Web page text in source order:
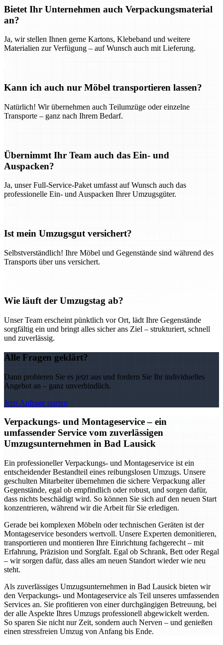
Bietet Ihr Unternehmen auch Verpackungsmaterial
an?
Ja, wir stellen Ihnen gerne Kartons, Klebeband und weitere
Materialien zur Verfügung – auf Wunsch auch mit Lieferung.
Kann ich auch nur Möbel transportieren lassen?
Natürlich! Wir übernehmen auch Teilumzüge oder einzelne
Transporte – ganz nach Ihrem Bedarf.
Übernimmt Ihr Team auch das Ein- und
Auspacken?
Ja, unser Full-Service-Paket umfasst auf Wunsch auch das
professionelle Ein- und Auspacken Ihrer Umzugsgüter.
Ist mein Umzugsgut versichert?
Selbstverständlich! Ihre Möbel und Gegenstände sind während des
Transports über uns versichert.
Wie läuft der Umzugstag ab?
Unser Team erscheint pünktlich vor Ort, lädt Ihre Gegenstände
sorgfältig ein und bringt alles sicher ans Ziel – strukturiert, schnell
und zuverlässig.
Alle Fragen geklärt?
Dann probieren Sie es jetzt aus und fordern Sie Ihr individuelles
Angebot an – ganz unverbindlich.
Jetzt Anfrage starten
Verpackungs- und Montageservice – ein
umfassender Service vom zuverlässigen
Umzugsunternehmen in Bad Lausick
Ein professioneller Verpackungs- und Montageservice ist ein
entscheidender Bestandteil eines reibungslosen Umzugs. Unsere
geschulten Mitarbeiter übernehmen die sichere Verpackung aller
Gegenstände, egal ob empfindlich oder robust, und sorgen dafür,
dass nichts beschädigt wird. So können Sie sich auf den neuen Start
konzentrieren, während wir die Arbeit für Sie erledigen.
Gerade bei komplexen Möbeln oder technischen Geräten ist der
Montageservice besonders wertvoll. Unsere Experten demonitieren,
transportieren und montieren Ihre Einrichtung fachgerecht – mit
Erfahrung, Präzision und Sorgfalt. Egal ob Schrank, Bett oder Regal
– wir sorgen dafür, dass alles am neuen Standort wieder wie neu
steht.
Als zuverlässiges Umzugsunternehmen in Bad Lausick bieten wir
den Verpackungs- und Montageservice als Teil unseres umfassenden
Services an. Sie profitieren von einer durchgängigen Betreuung, bei
der alle Aspekte Ihres Umzugs professionell abgewickelt werden.
So sparen Sie nicht nur Zeit, sondern auch Nerven – und genießen
einen stressfreien Umzug von Anfang bis Ende.